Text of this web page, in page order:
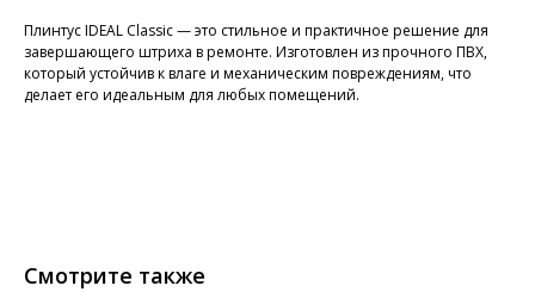
Плинтус IDEAL Classic — это стильное и практичное решение для
завершающего штриха в ремонте. Изготовлен из прочного ПВХ,
который устойчив к влаге и механическим повреждениям, что
делает его идеальным для любых помещений.
Смотрите также